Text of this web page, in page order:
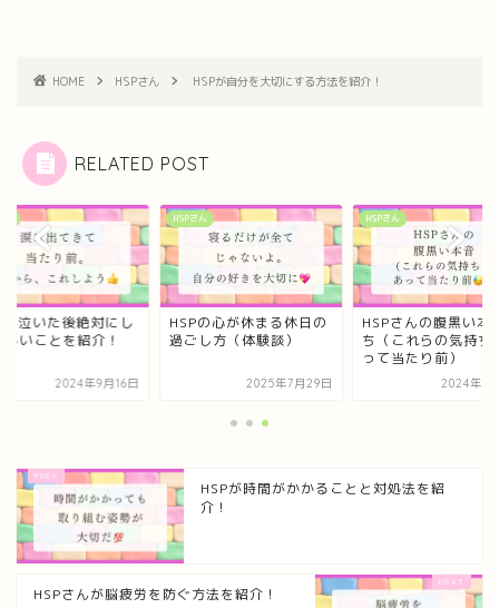
HOME HSPさん HSPが自分を大切にする方法を紹介！
RELATED POST
が泣いた後絶対にし
しいことを紹介！
2024年9月16日
HSPさん
HSPの心が休まる休日の
過ごし方（体験談）
2025年7月29日
HSPさん
HSPさんの腹黒い本
ち（これらの気持ち
って当たり前）
2024年11
HSPが時間がかかることと対処法を紹
介！
HSPさんが脳疲労を防ぐ方法を紹介！